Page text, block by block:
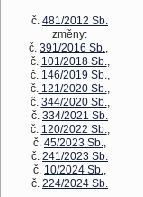
č. 481/2012 Sb.
změny:
č. 391/2016 Sb.,
č. 101/2018 Sb.,
č. 146/2019 Sb.,
č.121/2020 Sb.,
č. 344/2020 Sb.,
č. 334/2021 Sb.
č. 120/2022 Sb.,
č. 45/2023 Sb.,
č. 241/2023 Sb.
č. 10/2024 Sb.,
č. 224/2024 Sb.